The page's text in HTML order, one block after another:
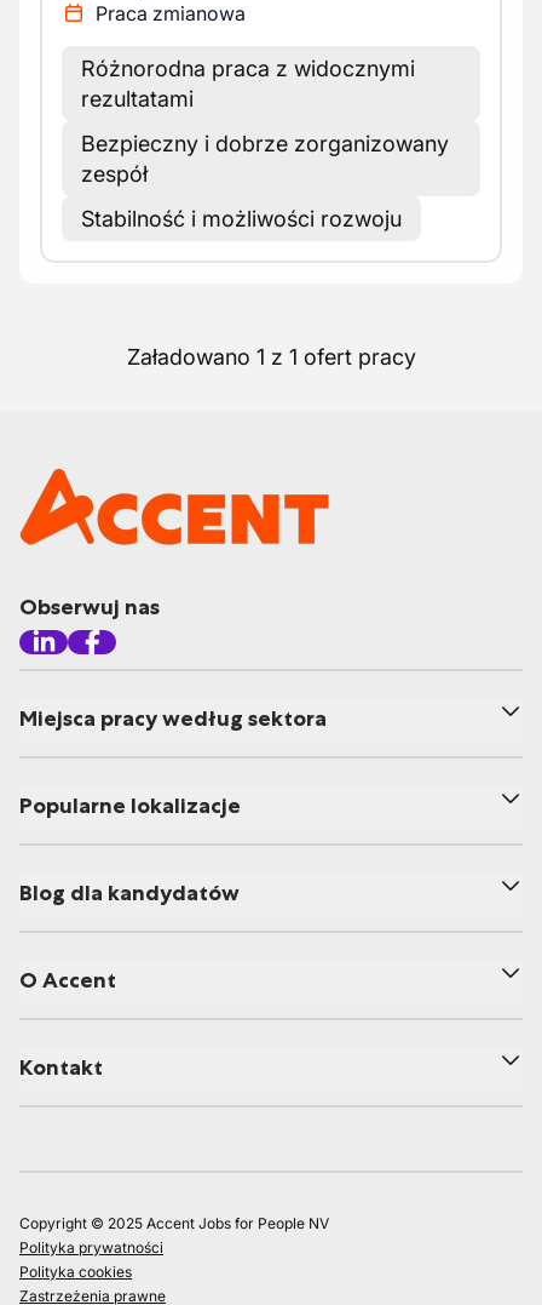
Praca zmianowa
Różnorodna praca z widocznymi
rezultatami
Bezpieczny i dobrze zorganizowany
zespół
Stabilność i możliwości rozwoju
Załadowano 1 z 1 ofert pracy
Obserwuj nas
Miejsca pracy według sektora
Popularne lokalizacje
Blog dla kandydatów
O Accent
Kontakt
Copyright © 2025 Accent Jobs for People NV
Polityka prywatności
Polityka cookies
Zastrzeżenia prawne